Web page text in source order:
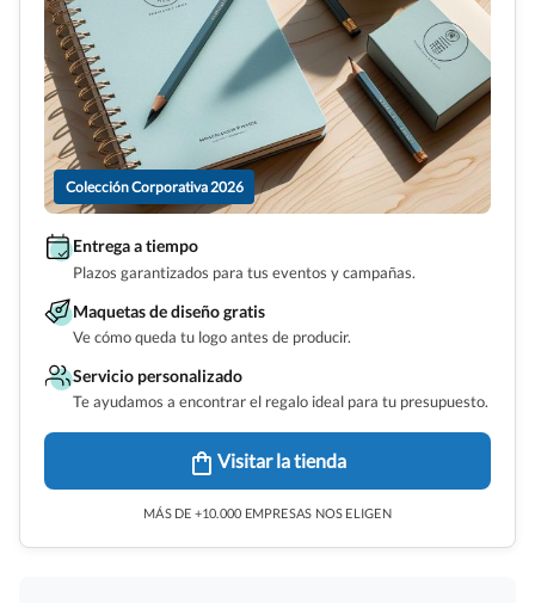
Colección Corporativa 2026
Entrega a tiempo
Plazos garantizados para tus eventos y campañas.
Maquetas de diseño gratis
Ve cómo queda tu logo antes de producir.
Servicio personalizado
Te ayudamos a encontrar el regalo ideal para tu presupuesto.
Visitar la tienda
MÁS DE +10.000 EMPRESAS NOS ELIGEN